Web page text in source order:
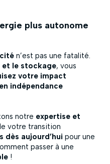
plus autonome
n’est pas une fatalité.
et le stockage, vous
votre impact
indépendance
notre expertise et
votre transition
aujourd’hui pour une
passer à une
!